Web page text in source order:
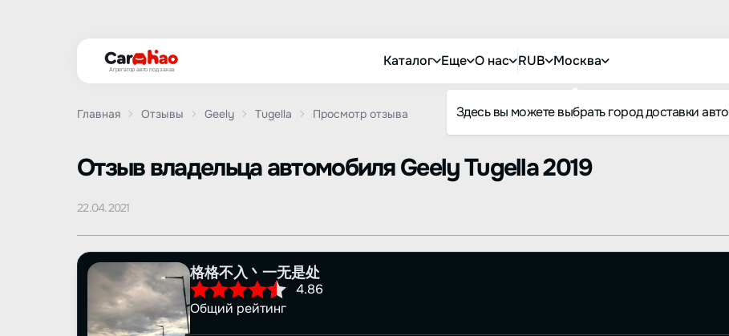
Агрегатор авто под заказ
Каталог Еще О нас RUB Москва
Здесь вы можете выбрать город доставки авто
Главная Отзывы Geely Tugella Просмотр отзыва
Oтзыв владельца автомобиляGeely Tugella 2019
22.04.2021
格格不入丶一无是处
4.86
Общий рейтинг